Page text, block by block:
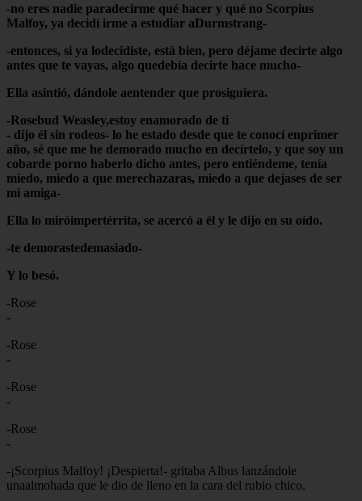
-no eres nadie paradecirme qué hacer y qué no Scorpius
Malfoy, ya decidí irme a estudiar aDurmstrang-
-entonces, si ya lodecidiste, está bien, pero déjame decirte algo
antes que te vayas, algo quedebía decirte hace mucho-
Ella asintió, dándole aentender que prosiguiera.
-Rosebud Weasley,estoy enamorado de ti
- dijo él sin rodeos- lo he estado desde que te conocí enprimer
año, sé que me he demorado mucho en decírtelo, y que soy un
cobarde porno haberlo dicho antes, pero entiéndeme, tenía
miedo, miedo a que merechazaras, miedo a que dejases de ser
mi amiga-
Ella lo miróimpertérrita, se acercó a él y le dijo en su oído.
-te demorastedemasiado-
Y lo besó.
-Rose
-
-Rose
-
-Rose
-
-Rose
-
-¡Scorpius Malfoy! ¡Despierta!- gritaba Albus lanzándole
unaalmohada que le dio de lleno en la cara del rubio chico.